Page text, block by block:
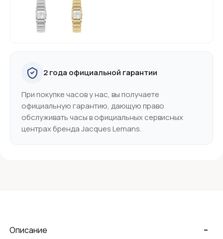
2 года официальной гарантии
При покупке часов у нас, вы получаете
официальную гарантию, дающую право
обслуживать часы в официальных сервисных
центрах бренда Jacques Lemans.
-
Описание